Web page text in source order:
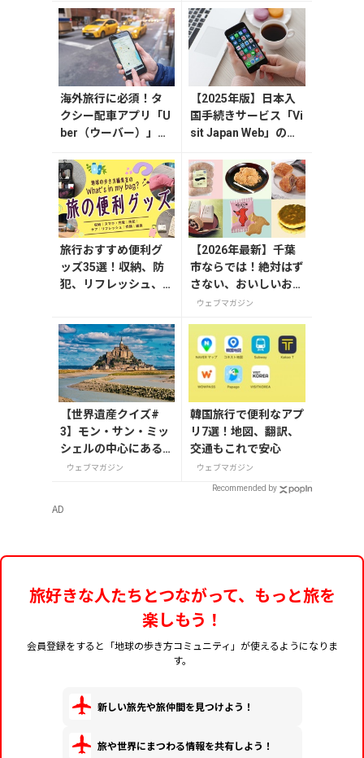
海外旅行に必須！タ
クシー配車アプリ「U
ber（ウーバー）」の
【2025年版】日本入
国手続きサービス「Vi
sit Japan Web」の登
旅行おすすめ便利グ
ッズ35選！収納、防
犯、リフレッシュ、
物】
【2026年最新】千葉
市ならでは！絶対はず
さない、おいしいお土
産10選
ウェブマガジン
【世界遺産クイズ#
3】モン・サン・ミッ
シェルの中心にある
建造物は？
ウェブマガジン
韓国旅行で便利なアプ
リ7選！地図、翻訳、
交通もこれで安心
ウェブマガジン
Recommended by
AD
旅好きな人たちとつながって、もっと旅を
楽しもう！
会員登録をすると「地球の歩き方コミュニティ」が使えるようになりま
す。
新しい旅先や旅仲間を見つけよう！
旅や世界にまつわる情報を共有しよう！